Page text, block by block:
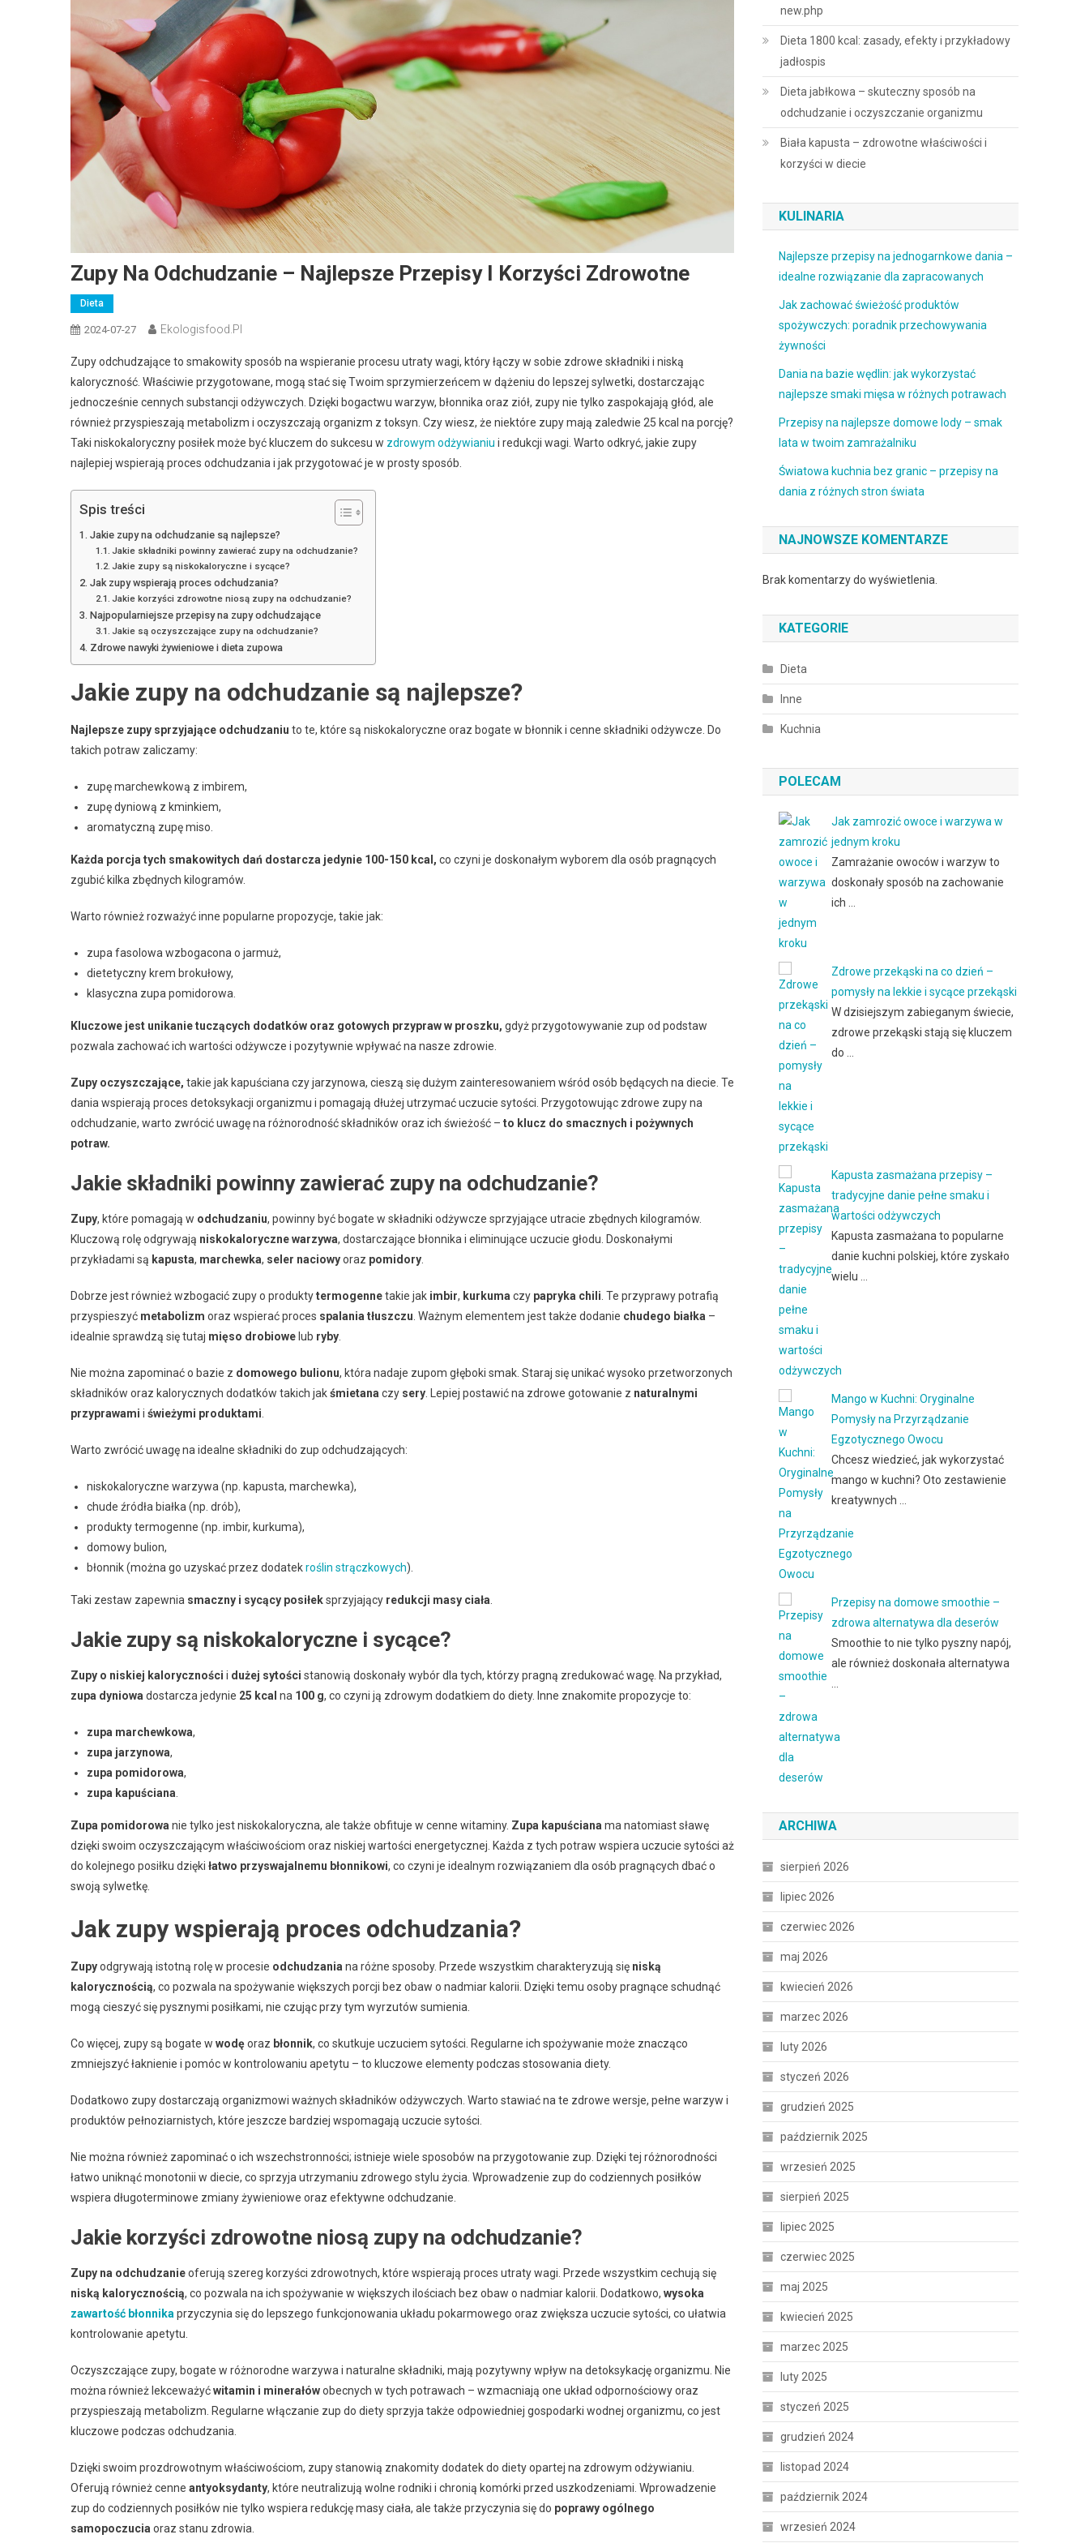
Zupy Na Odchudzanie – Najlepsze Przepisy I Korzyści Zdrowotne
Dieta
2024-07-27 Ekologisfood.pl
Zupy odchudzające to smakowity sposób na wspieranie procesu utraty wagi, który łączy w sobie zdrowe składniki i niską
kaloryczność. Właściwie przygotowane, mogą stać się Twoim sprzymierzeńcem w dążeniu do lepszej sylwetki, dostarczając
jednocześnie cennych substancji odżywczych. Dzięki bogactwu warzyw, błonnika oraz ziół, zupy nie tylko zaspokajają głód, ale
również przyspieszają metabolizm i oczyszczają organizm z toksyn. Czy wiesz, że niektóre zupy mają zaledwie 25 kcal na porcję?
Taki niskokaloryczny posiłek może być kluczem do sukcesu w zdrowym odżywianiu i redukcji wagi. Warto odkryć, jakie zupy
najlepiej wspierają proces odchudzania i jak przygotować je w prosty sposób.
Spis treści
Jakie zupy na odchudzanie są najlepsze?
Jakie składniki powinny zawierać zupy na odchudzanie?
Jakie zupy są niskokaloryczne i sycące?
Jak zupy wspierają proces odchudzania?
Jakie korzyści zdrowotne niosą zupy na odchudzanie?
Najpopularniejsze przepisy na zupy odchudzające
Jakie są oczyszczające zupy na odchudzanie?
Zdrowe nawyki żywieniowe i dieta zupowa
Jakie zupy na odchudzanie są najlepsze?
Najlepsze zupy sprzyjające odchudzaniu to te, które są niskokaloryczne oraz bogate w błonnik i cenne składniki odżywcze. Do
takich potraw zaliczamy:
zupę marchewkową z imbirem,
zupę dyniową z kminkiem,
aromatyczną zupę miso.
Każda porcja tych smakowitych dań dostarcza jedynie 100-150 kcal, co czyni je doskonałym wyborem dla osób pragnących
zgubić kilka zbędnych kilogramów.
Warto również rozważyć inne popularne propozycje, takie jak:
zupa fasolowa wzbogacona o jarmuż,
dietetyczny krem brokułowy,
klasyczna zupa pomidorowa.
Kluczowe jest unikanie tuczących dodatków oraz gotowych przypraw w proszku, gdyż przygotowywanie zup od podstaw
pozwala zachować ich wartości odżywcze i pozytywnie wpływać na nasze zdrowie.
Zupy oczyszczające, takie jak kapuściana czy jarzynowa, cieszą się dużym zainteresowaniem wśród osób będących na diecie. Te
dania wspierają proces detoksykacji organizmu i pomagają dłużej utrzymać uczucie sytości. Przygotowując zdrowe zupy na
odchudzanie, warto zwrócić uwagę na różnorodność składników oraz ich świeżość – to klucz do smacznych i pożywnych
potraw.
Jakie składniki powinny zawierać zupy na odchudzanie?
Zupy, które pomagają w odchudzaniu, powinny być bogate w składniki odżywcze sprzyjające utracie zbędnych kilogramów.
Kluczową rolę odgrywają niskokaloryczne warzywa, dostarczające błonnika i eliminujące uczucie głodu. Doskonałymi
przykładami są kapusta, marchewka, seler naciowyoraz pomidory
Dobrze jest również wzbogacić zupy o produktytermogennetakie jak imbir, kurkuma czy papryka chili . Te przyprawy potrafią
przyspieszyć metabolizm oraz wspierać proces spalania tłuszczu . Ważnym elementem jest także dodanie chudego białka –
idealnie sprawdzą się tutaj mięso drobiowe lub ryby
Nie można zapominać o bazie z domowego bulionu, która nadaje zupom głęboki smak. Staraj się unikać wysoko przetworzonych
składników oraz kalorycznych dodatków takich jakśmietana czy sery . Lepiej postawić na zdrowe gotowanie z naturalnymi
przyprawami i świeżymi produktami
Warto zwrócić uwagę na idealne składniki do zup odchudzających:
niskokaloryczne warzywa (np. kapusta, marchewka),
chude źródła białka (np. drób),
produkty termogenne (np. imbir, kurkuma),
domowy bulion,
błonnik (można go uzyskać przez dodatekroślin strączkowych).
Taki zestaw zapewnia smaczny i sycący posiłeksprzyjający redukcji masy ciała
Jakie zupy są niskokaloryczne i sycące?
Zupy o niskiej kaloryczności i dużej sytości stanowią doskonały wybór dla tych, którzy pragną zredukować wagę. Na przykład,
zupa dyniowa dostarcza jedynie 25 kcal na 100 g, co czyni ją zdrowym dodatkiem do diety. Inne znakomite propozycje to:
zupa marchewkowa,
zupa jarzynowa,
zupa pomidorowa,
zupa kapuściana
Zupa pomidorowa nie tylko jest niskokaloryczna, ale także obfituje w cenne witaminy. Zupa kapuściana ma natomiast sławę
dzięki swoim oczyszczającym właściwościom oraz niskiej wartości energetycznej. Każda z tych potraw wspiera uczucie sytości aż
do kolejnego posiłku dzięki łatwo przyswajalnemu błonnikowi, co czyni je idealnym rozwiązaniem dla osób pragnących dbać o
swoją sylwetkę.
Jak zupy wspierają proces odchudzania?
Zupyodgrywają istotną rolę w procesie odchudzania na różne sposoby. Przede wszystkim charakteryzują się niską
kalorycznością, co pozwala na spożywanie większych porcji bez obaw o nadmiar kalorii. Dzięki temu osoby pragnące schudnąć
mogą cieszyć się pysznymi posiłkami, nie czując przy tym wyrzutów sumienia.
Co więcej, zupy są bogate w wodęoraz błonnik, co skutkuje uczuciem sytości. Regularne ich spożywanie może znacząco
zmniejszyć łaknienie i pomóc w kontrolowaniu apetytu – to kluczowe elementy podczas stosowania diety.
Dodatkowo zupy dostarczają organizmowi ważnych składników odżywczych. Warto stawiać na te zdrowe wersje, pełne warzyw i
produktów pełnoziarnistych, które jeszcze bardziej wspomagają uczucie sytości.
Nie można również zapominać o ich wszechstronności; istnieje wiele sposobów na przygotowanie zup. Dzięki tej różnorodności
łatwo uniknąć monotonii w diecie, co sprzyja utrzymaniu zdrowego stylu życia. Wprowadzenie zup do codziennych posiłków
wspiera długoterminowe zmiany żywieniowe oraz efektywne odchudzanie.
Jakie korzyści zdrowotne niosą zupy na odchudzanie?
Zupy na odchudzanieoferują szereg korzyści zdrowotnych, które wspierają proces utraty wagi. Przede wszystkim cechują się
niską kalorycznością, co pozwala na ich spożywanie w większych ilościach bez obaw o nadmiar kalorii. Dodatkowo, wysoka
zawartość błonnika przyczynia się do lepszego funkcjonowania układu pokarmowego oraz zwiększa uczucie sytości, co ułatwia
kontrolowanie apetytu.
Oczyszczające zupy, bogate w różnorodne warzywa i naturalne składniki, mają pozytywny wpływ na detoksykację organizmu. Nie
można również lekceważyćwitamin i minerałówobecnych w tych potrawach – wzmacniają one układ odpornościowy oraz
przyspieszają metabolizm. Regularne włączanie zup do diety sprzyja także odpowiedniej gospodarki wodnej organizmu, co jest
kluczowe podczas odchudzania.
Dzięki swoim prozdrowotnym właściwościom, zupy stanowią znakomity dodatek do diety opartej na zdrowym odżywianiu.
Oferują również cenne antyoksydanty, które neutralizują wolne rodniki i chronią komórki przed uszkodzeniami. Wprowadzenie
zup do codziennych posiłków nie tylko wspiera redukcję masy ciała, ale także przyczynia się do poprawy ogólnego
samopoczucia oraz stanu zdrowia.
new.php
Dieta 1800 kcal: zasady, efekty i przykładowy
jadłospis
Dieta jabłkowa – skuteczny sposób na
odchudzanie i oczyszczanie organizmu
Biała kapusta – zdrowotne właściwości i
korzyści w diecie
KULINARIA
Najlepsze przepisy na jednogarnkowe dania –
idealne rozwiązanie dla zapracowanych
Jak zachować świeżość produktów
spożywczych: poradnik przechowywania
żywności
Dania na bazie wędlin: jak wykorzystać
najlepsze smaki mięsa w różnych potrawach
Przepisy na najlepsze domowe lody – smak
lata w twoim zamrażalniku
Światowa kuchnia bez granic – przepisy na
dania z różnych stron świata
NAJNOWSZE KOMENTARZE
Brak komentarzy do wyświetlenia.
KATEGORIE
Dieta
Inne
Kuchnia
POLECAM
Jak zamrozić owoce i warzywa w
jednym kroku
Zamrażanie owoców i warzyw to
doskonały sposób na zachowanie
ich …
Zdrowe przekąski na co dzień –
pomysły na lekkie i sycące przekąski
W dzisiejszym zabieganym świecie,
zdrowe przekąski stają się kluczem
do …
Kapusta zasmażana przepisy –
tradycyjne danie pełne smaku i
wartości odżywczych
Kapusta zasmażana to popularne
danie kuchni polskiej, które zyskało
wielu …
Mango w Kuchni: Oryginalne
Pomysły na Przyrządzanie
Egzotycznego Owocu
Chcesz wiedzieć, jak wykorzystać
mango w kuchni? Oto zestawienie
kreatywnych …
Przepisy na domowe smoothie –
zdrowa alternatywa dla deserów
Smoothie to nie tylko pyszny napój,
ale również doskonała alternatywa
ARCHIWA
sierpień 2026
lipiec 2026
czerwiec 2026
maj 2026
kwiecień 2026
marzec 2026
luty 2026
styczeń 2026
grudzień 2025
październik 2025
wrzesień 2025
sierpień 2025
lipiec 2025
czerwiec 2025
maj 2025
kwiecień 2025
marzec 2025
luty 2025
styczeń 2025
grudzień 2024
listopad 2024
październik 2024
wrzesień 2024